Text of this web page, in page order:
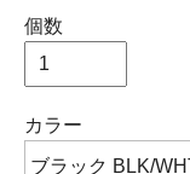
個数
カラー